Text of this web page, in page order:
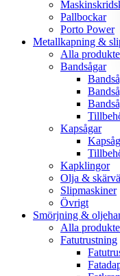
Pallbockar
Porto Power
Metallkapning &
Alla
Bandsågar
Kapsågar
Kapklingor
Olja &
Slipmaskiner
Övrigt
Smörjning &
Alla
Fatutrustning